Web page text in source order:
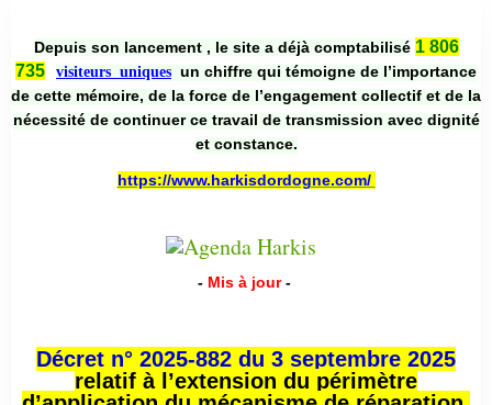
Depuis son lancement , le site a déjà comptabilisé 1 806
735
visiteurs uniques un chiffre qui témoigne de l’importance
de cette mémoire, de la force de l’engagement collectif et de la
nécessité de continuer ce travail de transmission avec dignité
et constance.
https://www.harkisdordogne.com/
- Mis à jour -
Décret n° 2025-882 du 3 septembre 2025
relatif à l’extension du périmètre